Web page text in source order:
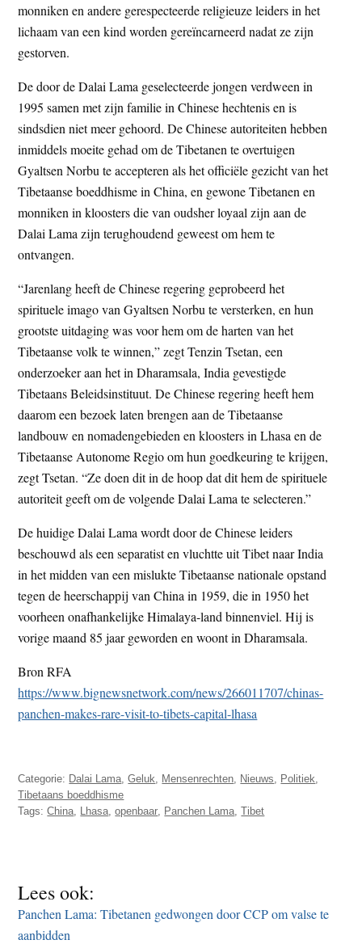
monniken en andere gerespecteerde religieuze leiders in het
lichaam van een kind worden gereïncarneerd nadat ze zijn
gestorven.
De door de Dalai Lama geselecteerde jongen verdween in
1995 samen met zijn familie in Chinese hechtenis en is
sindsdien niet meer gehoord. De Chinese autoriteiten hebben
inmiddels moeite gehad om de Tibetanen te overtuigen
Gyaltsen Norbu te accepteren als het officiële gezicht van het
Tibetaanse boeddhisme in China, en gewone Tibetanen en
monniken in kloosters die van oudsher loyaal zijn aan de
Dalai Lama zijn terughoudend geweest om hem te
ontvangen.
“Jarenlang heeft de Chinese regering geprobeerd het
spirituele imago van Gyaltsen Norbu te versterken, en hun
grootste uitdaging was voor hem om de harten van het
Tibetaanse volk te winnen,” zegt Tenzin Tsetan, een
onderzoeker aan het in Dharamsala, India gevestigde
Tibetaans Beleidsinstituut. De Chinese regering heeft hem
daarom een bezoek laten brengen aan de Tibetaanse
landbouw en nomadengebieden en kloosters in Lhasa en de
Tibetaanse Autonome Regio om hun goedkeuring te krijgen,
zegt Tsetan. “Ze doen dit in de hoop dat dit hem de spirituele
autoriteit geeft om de volgende Dalai Lama te selecteren.”
De huidige Dalai Lama wordt door de Chinese leiders
beschouwd als een separatist en vluchtte uit Tibet naar India
in het midden van een mislukte Tibetaanse nationale opstand
tegen de heerschappij van China in 1959, die in 1950 het
voorheen onafhankelijke Himalaya-land binnenviel. Hij is
vorige maand 85 jaar geworden en woont in Dharamsala.
Bron RFA
https://www.bignewsnetwork.com/news/266011707/chinas-
panchen-makes-rare-visit-to-tibets-capital-lhasa
Categorie: Dalai Lama ,Geluk Mensenrechten Nieuws Politiek
Tibetaans boeddhisme
Tags:China Lhasa ,openbaar Panchen Lama ,Tibet
Lees ook:
Panchen Lama: Tibetanen gedwongen door CCP om valse te
aanbidden